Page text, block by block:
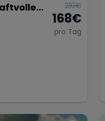
210€
168€
pro Tag